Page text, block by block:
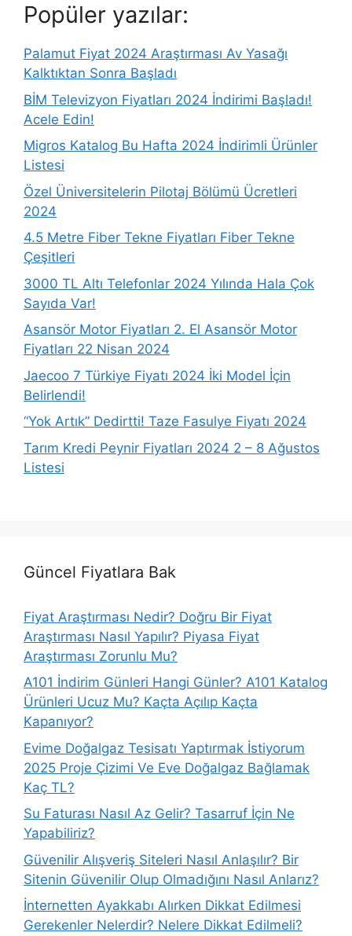
Popüler yazılar:
Palamut Fiyat 2024 Araştırması Av Yasağı
Kalktıktan Sonra Başladı
BİM Televizyon Fiyatları 2024 İndirimi Başladı!
Acele Edin!
Migros Katalog Bu Hafta 2024 İndirimli Ürünler
Listesi
Özel Üniversitelerin Pilotaj Bölümü Ücretleri
2024
4.5 Metre Fiber Tekne Fiyatları Fiber Tekne
Çeşitleri
3000 TL Altı Telefonlar 2024 Yılında Hala Çok
Sayıda Var!
Asansör Motor Fiyatları 2. El Asansör Motor
Fiyatları 22 Nisan 2024
Jaecoo 7 Türkiye Fiyatı 2024 İki Model İçin
Belirlendi!
“Yok Artık” Dedirtti! Taze Fasulye Fiyatı 2024
Tarım Kredi Peynir Fiyatları 2024 2 – 8 Ağustos
Listesi
Güncel Fiyatlara Bak
Fiyat Araştırması Nedir? Doğru Bir Fiyat
Araştırması Nasıl Yapılır? Piyasa Fiyat
Araştırması Zorunlu Mu?
A101 İndirim Günleri Hangi Günler? A101 Katalog
Ürünleri Ucuz Mu? Kaçta Açılıp Kaçta
Kapanıyor?
Evime Doğalgaz Tesisatı Yaptırmak İstiyorum
2025 Proje Çizimi Ve Eve Doğalgaz Bağlamak
Kaç TL?
Su Faturası Nasıl Az Gelir? Tasarruf İçin Ne
Yapabiliriz?
Güvenilir Alışveriş Siteleri Nasıl Anlaşılır? Bir
Sitenin Güvenilir Olup Olmadığını Nasıl Anlarız?
İnternetten Ayakkabı Alırken Dikkat Edilmesi
Gerekenler Nelerdir? Nelere Dikkat Edilmeli?